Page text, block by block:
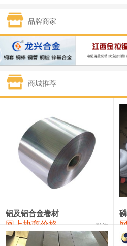
1#锡 434,000—436,000
1#镍 129,550—130,750
1#白银 15,100—15,110
钯金
89,000—95,000
2#锑 85,000—91,000
1#镁 17,000—18,000
18,900—19,100
1#电解锰(99.7%袋装)
1#铬 60,000—82,000
品牌商家
商城推荐
铝及铝合金卷材
网上协商价格 弘达